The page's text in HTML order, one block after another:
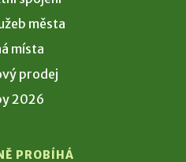
města
místa
prodej
2026
PROBÍHÁ